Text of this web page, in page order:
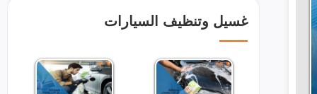
غسيل وتنظيف السيارات